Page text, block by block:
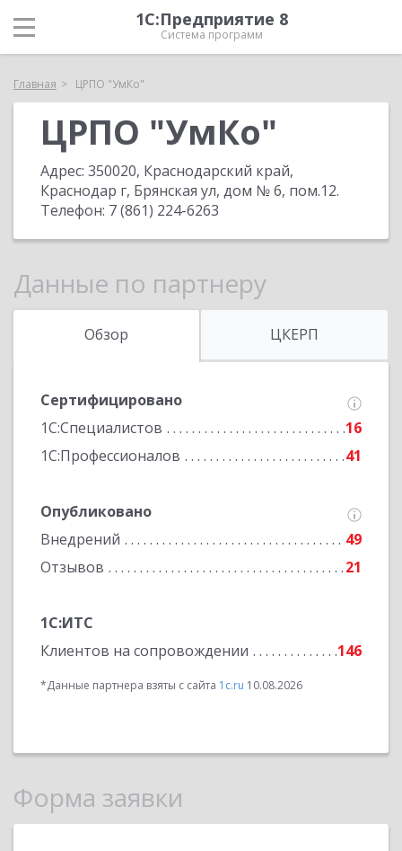
1С:Предприятие 8
Система программ
Главная ЦРПО "УмКо"
ЦРПО "УмКо"
Адрес: 350020, Краснодарский край,
Краснодар г, Брянская ул, дом № 6, пом.12.
Телефон: 7 (861) 224-6263
Данные по партнеру
Обзор ЦКЕРП
Сертифицировано
1С:Специалистов
16
1С:Профессионалов
41
Опубликовано
Внедрений
49
Отзывов
21
1С:ИТС
Клиентов на сопровождении
146
*Данные партнера взяты с сайта 1c.ru 10.08.2026
Форма заявки